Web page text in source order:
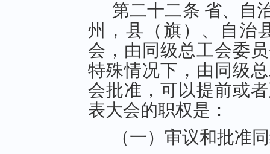
第二十二条 省、自
州，县（旗）、自治
会，由同级总工会委
特殊情况下，由同级
会批准，可以提前或
表大会的职权是：
（一）审议和批准